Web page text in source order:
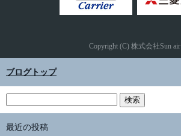
Copyright (C) 株式会社Sun air
ブログトップ
最近の投稿